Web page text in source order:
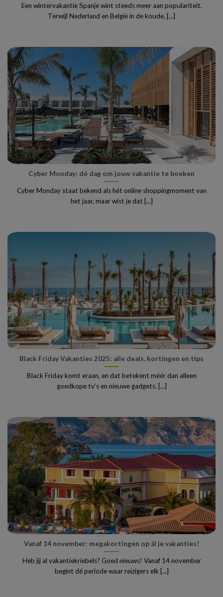
Een wintervakantie Spanje wint steeds meer aan populariteit.
Terwijl Nederland en België in de koude, [...]
Cyber Monday: dé dag om jouw vakantie te boeken
Cyber Monday staat bekend als hét online shoppingmoment van
het jaar, maar wist je dat [...]
Black Friday Vakanties 2025: alle deals, kortingen en tips
Black Friday komt eraan, en dat betekent méér dan alleen
goedkope tv’s en nieuwe gadgets. [...]
Vanaf 14 november: megakortingen op ál je vakanties!
Heb jij al vakantiekriebels? Goed nieuws! Vanaf 14 november
begint dé periode waar reizigers elk [...]